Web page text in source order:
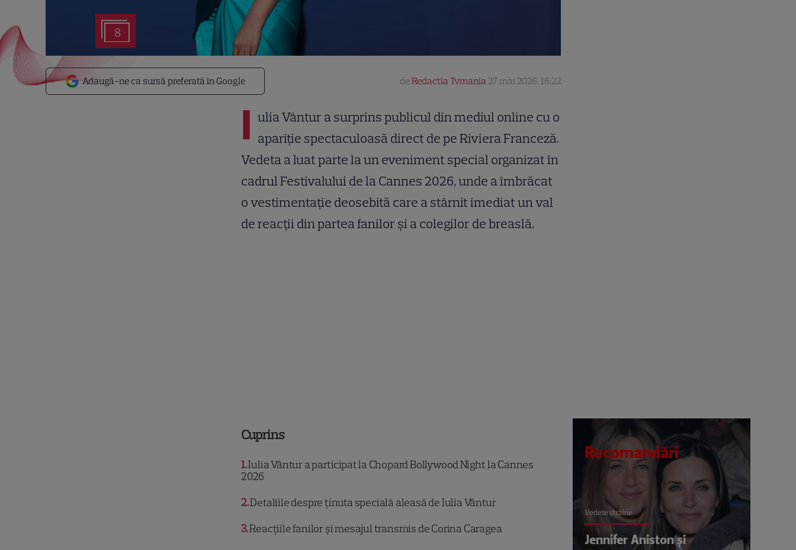
8
Adaugă-ne ca sursă preferată în Google deRedactia Tvmania 27 mai 2026, 16:22
I ulia Vântur a surprins publicul din mediul online cu o
apariție spectaculoasă direct de pe Riviera Franceză.
Vedeta a luat parte la un eveniment special organizat în
cadrul Festivalului de la Cannes 2026, unde a îmbrăcat
o vestimentație deosebită care a stârnit imediat un val
de reacții din partea fanilor și a colegilor de breaslă.
Cuprins
1Iulia Vântur a participat la Chopard Bollywood Night la Cannes
2026
2Detaliile despre ținuta specială aleasă de Iulia Vântur
3Reacțiile fanilor și mesajul transmis de Corina Caragea
Recomandări
Vedete străine
Jennifer Aniston și